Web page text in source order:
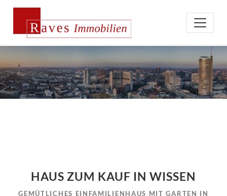
HAUS ZUM KAUF IN WISSEN
GEMÜTLICHES EINFAMILIENHAUS MIT GARTEN IN